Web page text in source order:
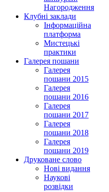
Нагородження
Клубні заклади
Інформаційна
платформа
Мистецькі
практики
Галерея пошани
Галерея
пошани 2015
Галерея
пошани 2016
Галерея
пошани 2017
Галерея
пошани 2018
Галерея
пошани 2019
Друковане слово
Нові видання
Наукові
розвідки